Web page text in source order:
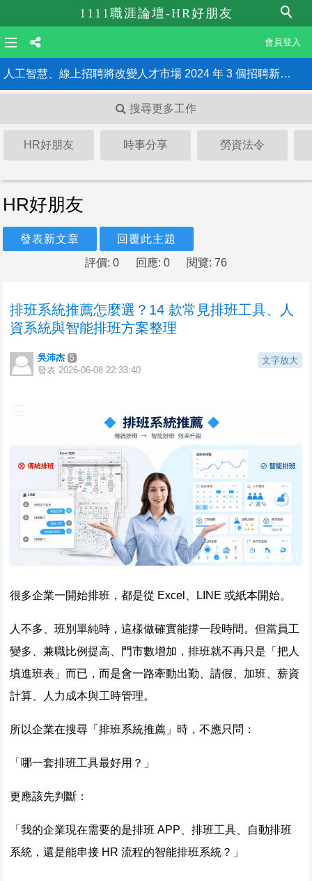
1111職涯論壇-HR好朋友
會員登入
《最低工資法》三讀通過 雇主違法最重罰150萬、公布姓名！HR一定要知道的6大重點
人工智慧、線上招聘將改變人才市場 2024 年 3 個招聘新趨勢
搜尋更多工作
HR好朋友 時事分享 勞資法令
HR好朋友
發表新文章
回覆此主題
評價: 0
回應: 0 閱覽: 76
排班系統推薦怎麼選？14 款常見排班工具、人
資系統與智能排班方案整理
文字放大
吳沛杰 5
發表 2026-06-08 22:33:40
很多企業一開始排班，都是從 Excel、LINE 或紙本開始。
人不多、班別單純時，這樣做確實能撐一段時間。但當員工
變多、兼職比例提高、門市數增加，排班就不再只是「把人
填進班表」而已，而是會一路牽動出勤、請假、加班、薪資
計算、人力成本與工時管理。
所以企業在搜尋「排班系統推薦」時，不應只問：
「哪一套排班工具最好用？」
更應該先判斷：
「我的企業現在需要的是排班 APP、排班工具、自動排班
系統，還是能串接 HR 流程的智能排班系統？」